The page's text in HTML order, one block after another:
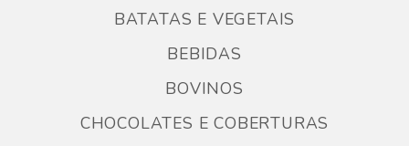
BATATAS E VEGETAIS
BEBIDAS
BOVINOS
CHOCOLATES E COBERTURAS